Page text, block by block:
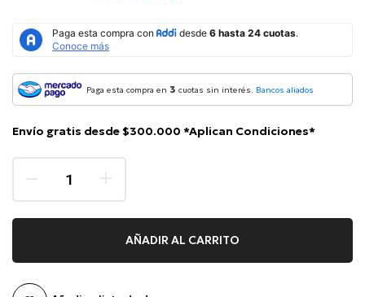
Paga esta compra en 3 cuotas sin interés. Bancos aliados
Envío gratis desde $300.000 *Aplican Condiciones*
AÑADIR AL CARRITO